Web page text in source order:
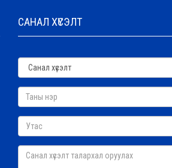
САНАЛ ХҮСЭЛТ